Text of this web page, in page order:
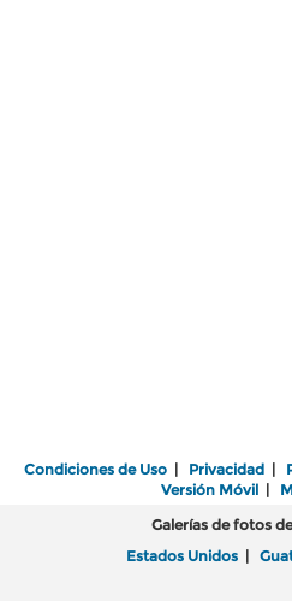
Condiciones de Uso | Privacidad |
Versión Móvil|
Galerías de fotos
Estados Unidos |